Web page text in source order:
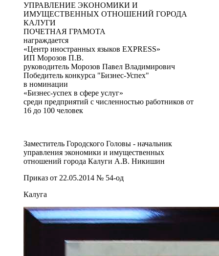
УПРАВЛЕНИЕ ЭКОНОМИКИ И
ИМУЩЕСТВЕННЫХ ОТНОШЕНИЙ ГОРОДА
КАЛУГИ
ПОЧЕТНАЯ ГРАМОТА
награждается
«Центр иностранных языков EXPRESS»
ИП Морозов П.В.
руководитель Морозов Павел Владимирович
Победитель конкурса "Бизнес-Успех"
в номинации
«Бизнес-успех в сфере услуг»
среди предприятий с численностью работников от
16 до 100 человек
Заместитель Городского Головы - начальник
управления экономики и имущественных
отношений города Калуги А.В. Никишин
Приказ от 22.05.2014 № 54-од
Калуга